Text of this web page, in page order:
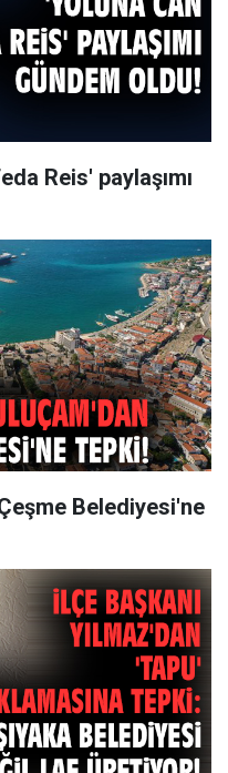
Reis' paylaşımı
Belediyesi'ne